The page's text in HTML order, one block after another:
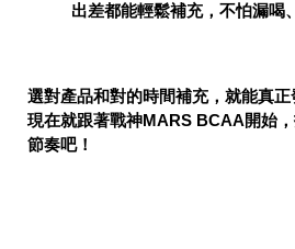
出差都能輕鬆補充，不怕漏喝
選對產品和對的時間補充，就能真正
現在就跟著戰神MARS BCAA開始
節奏吧！